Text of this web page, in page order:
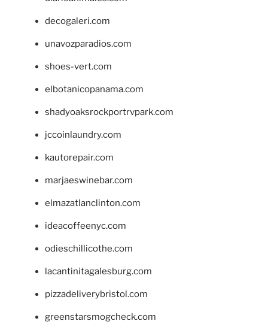
decogaleri.com
unavozparadios.com
shoes-vert.com
elbotanicopanama.com
shadyoaksrockportrvpark.com
jccoinlaundry.com
kautorepair.com
marjaeswinebar.com
elmazatlanclinton.com
ideacoffeenyc.com
odieschillicothe.com
lacantinitagalesburg.com
pizzadeliverybristol.com
greenstarsmogcheck.com